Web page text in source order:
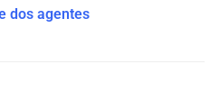
dos agentes